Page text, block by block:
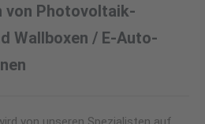
von Photovoltaik-
Wallboxen / E-Auto-